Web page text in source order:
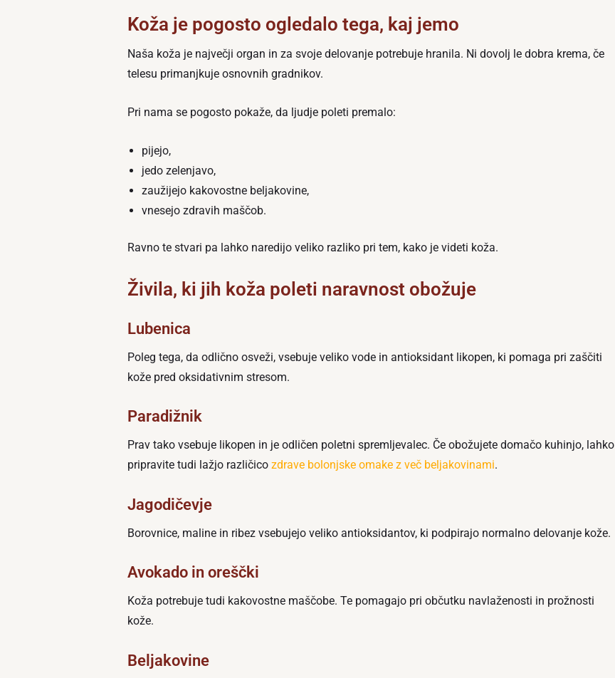
Koža je pogosto ogledalo tega, kaj jemo
Naša koža je največji organ in za svoje delovanje potrebuje hranila. Ni dovolj le dobra krema, če
telesu primanjkuje osnovnih gradnikov.
Pri nama se pogosto pokaže, da ljudje poleti premalo:
pijejo,
jedo zelenjavo,
zaužijejo kakovostne beljakovine,
vnesejo zdravih maščob.
Ravno te stvari pa lahko naredijo veliko razliko pri tem, kako je videti koža.
Živila, ki jih koža poleti naravnost obožuje
Lubenica
Poleg tega, da odlično osveži, vsebuje veliko vode in antioksidant likopen, ki pomaga pri zaščiti
kože pred oksidativnim stresom.
Paradižnik
Prav tako vsebuje likopen in je odličen poletni spremljevalec. Če obožujete domačo kuhinjo, lahko
pripravite tudi lažjo različico zdrave bolonjske omake z več beljakovinami.
Jagodičevje
Borovnice, maline in ribez vsebujejo veliko antioksidantov, ki podpirajo normalno delovanje kože.
Avokado in oreščki
Koža potrebuje tudi kakovostne maščobe. Te pomagajo pri občutku navlaženosti in prožnosti
kože.
Beljakovine